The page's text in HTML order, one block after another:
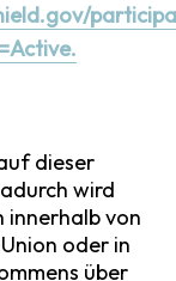
dieser
wird
innerhalb von
oder in
über